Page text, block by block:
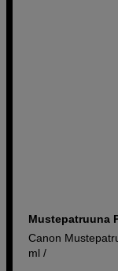
Mustepatruuna
Canon
ml /